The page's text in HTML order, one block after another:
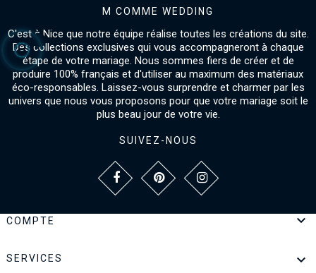
M COMME WEDDING
C'est à Nice que notre équipe réalise toutes les créations du site.
Des collections exclusives qui vous accompagneront à chaque
étape de votre mariage. Nous sommes fiers de créer et de
produire 100% français et d'utiliser au maximum des matériaux
éco-responsables. Laissez-vous surprendre et charmer par les
univers que nous vous proposons pour que votre mariage soit le
plus beau jour de votre vie.
SUIVEZ-NOUS
COMPTE 
SERVICES 